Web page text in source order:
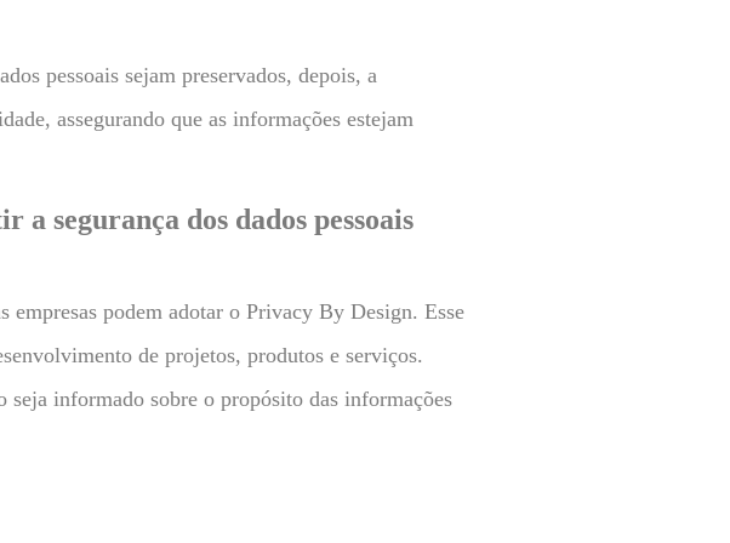
pessoais sejam preservados, depois, a
assegurando que as informações estejam
a segurança dos dados pessoais
empresas podem adotar o Privacy By Design. Esse
de projetos, produtos e serviços.
informado sobre o propósito das informações